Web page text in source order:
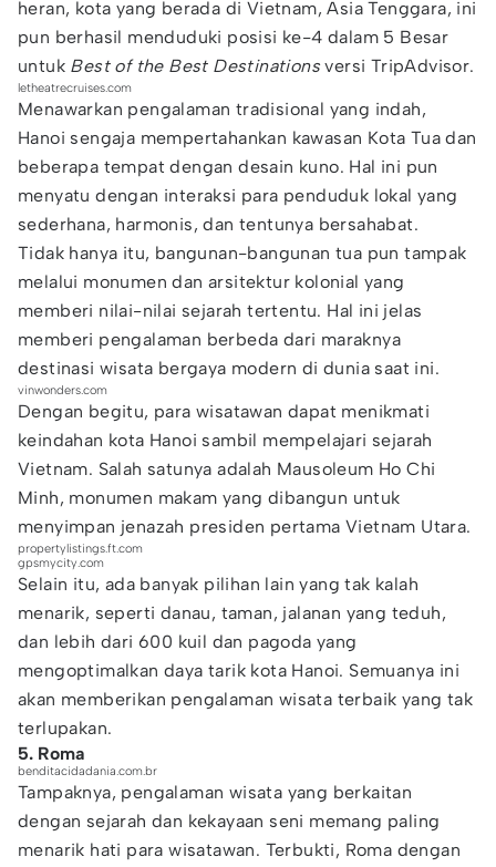
heran, kota yang berada di Vietnam, Asia Tenggara, ini
pun berhasil menduduki posisi ke-4 dalam 5 Besar
untuk Best of the Best Destinationsversi TripAdvisor.
letheatrecruises.com
Menawarkan pengalaman tradisional yang indah,
Hanoi sengaja mempertahankan kawasan Kota Tua dan
beberapa tempat dengan desain kuno. Hal ini pun
menyatu dengan interaksi para penduduk lokal yang
sederhana, harmonis, dan tentunya bersahabat.
Tidak hanya itu, bangunan-bangunan tua pun tampak
melalui monumen dan arsitektur kolonial yang
memberi nilai-nilai sejarah tertentu. Hal ini jelas
memberi pengalaman berbeda dari maraknya
destinasi wisata bergaya modern di dunia saat ini.
vinwonders.com
Dengan begitu, para wisatawan dapat menikmati
keindahan kota Hanoi sambil mempelajari sejarah
Vietnam. Salah satunya adalah Mausoleum Ho Chi
Minh, monumen makam yang dibangun untuk
menyimpan jenazah presiden pertama Vietnam Utara.
propertylistings.ft.com
gpsmycity.com
Selain itu, ada banyak pilihan lain yang tak kalah
menarik, seperti danau, taman, jalanan yang teduh,
dan lebih dari 600 kuil dan pagoda yang
mengoptimalkan daya tarik kota Hanoi. Semuanya ini
akan memberikan pengalaman wisata terbaik yang tak
terlupakan.
5. Roma
benditacidadania.com.br
Tampaknya, pengalaman wisata yang berkaitan
dengan sejarah dan kekayaan seni memang paling
menarik hati para wisatawan. Terbukti, Roma dengan